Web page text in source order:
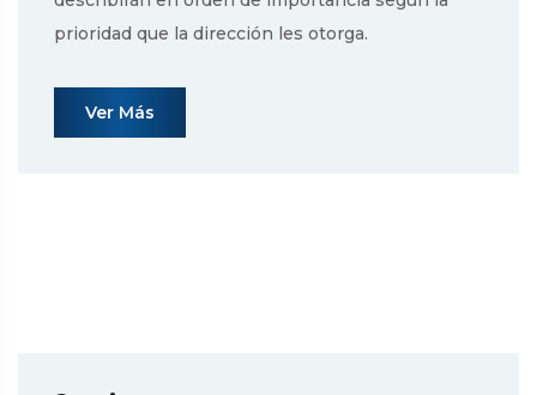
prioridad que la dirección les otorga.
Ver Más